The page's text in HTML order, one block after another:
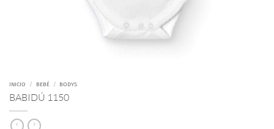
INICIO / BEBÉ / BODYS
BABIDÚ 1150